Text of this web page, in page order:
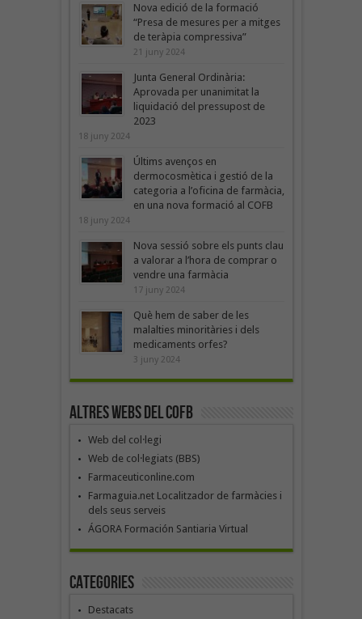
Nova edició de la formació
“Presa de mesures per a mitges
de teràpia compressiva”
21 juny 2024
Junta General Ordinària:
Aprovada per unanimitat la
liquidació del pressupost de
2023
18 juny 2024
Últims avenços en
dermocosmètica i gestió de la
categoria a l’oficina de farmàcia,
en una nova formació al COFB
18 juny 2024
Nova sessió sobre els punts clau
a valorar a l’hora de comprar o
vendre una farmàcia
17 juny 2024
Què hem de saber de les
malalties minoritàries i dels
medicaments orfes?
3 juny 2024
Altres webs del COFB
Web del col·legi
Web de col·legiats (BBS)
Farmaceuticonline.com
Farmaguia.net Localitzador de farmàcies i
dels seus serveis
ÁGORA Formación Santiaria Virtual
Categories
Destacats